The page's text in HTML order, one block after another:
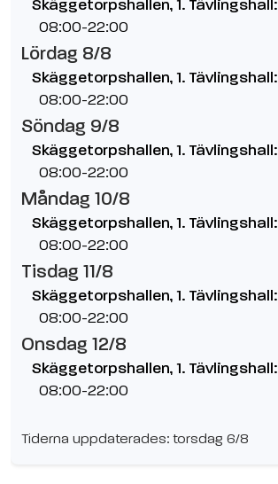
Skäggetorpshallen, 1. Tävlingshall:
08:00-22:00
Lördag 8/8
Skäggetorpshallen, 1. Tävlingshall:
08:00-22:00
Söndag 9/8
Skäggetorpshallen, 1. Tävlingshall:
08:00-22:00
Måndag 10/8
Skäggetorpshallen, 1. Tävlingshall:
08:00-22:00
Tisdag 11/8
Skäggetorpshallen, 1. Tävlingshall:
08:00-22:00
Onsdag 12/8
Skäggetorpshallen, 1. Tävlingshall:
08:00-22:00
Tiderna uppdaterades: torsdag 6/8